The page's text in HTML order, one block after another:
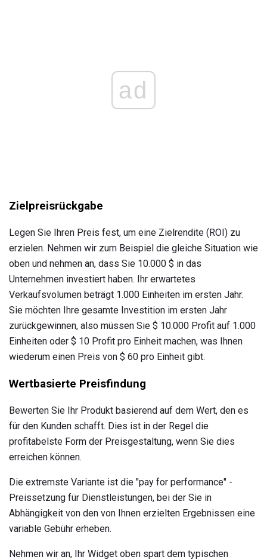
ad
Zielpreisrückgabe
Legen Sie Ihren Preis fest, um eine Zielrendite (ROI) zu
erzielen. Nehmen wir zum Beispiel die gleiche Situation wie
oben und nehmen an, dass Sie 10.000 $ in das
Unternehmen investiert haben. Ihr erwartetes
Verkaufsvolumen beträgt 1.000 Einheiten im ersten Jahr.
Sie möchten Ihre gesamte Investition im ersten Jahr
zurückgewinnen, also müssen Sie $ 10.000 Profit auf 1.000
Einheiten oder $ 10 Profit pro Einheit machen, was Ihnen
wiederum einen Preis von $ 60 pro Einheit gibt.
Wertbasierte Preisfindung
Bewerten Sie Ihr Produkt basierend auf dem Wert, den es
für den Kunden schafft. Dies ist in der Regel die
profitabelste Form der Preisgestaltung, wenn Sie dies
erreichen können.
Die extremste Variante ist die "pay for performance" -
Preissetzung für Dienstleistungen, bei der Sie in
Abhängigkeit von den von Ihnen erzielten Ergebnissen eine
variable Gebühr erheben.
Nehmen wir an, Ihr Widget oben spart dem typischen